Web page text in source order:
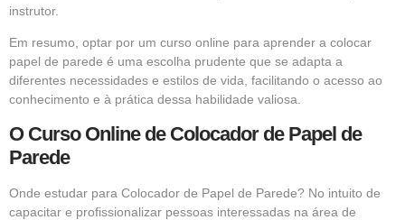
instrutor.
Em resumo, optar por um curso online para aprender a colocar
papel de parede é uma escolha prudente que se adapta a
diferentes necessidades e estilos de vida, facilitando o acesso ao
conhecimento e à prática dessa habilidade valiosa.
O Curso Online de Colocador de Papel de
Parede
Onde estudar para Colocador de Papel de Parede? No intuito de
capacitar e profissionalizar pessoas interessadas na área de